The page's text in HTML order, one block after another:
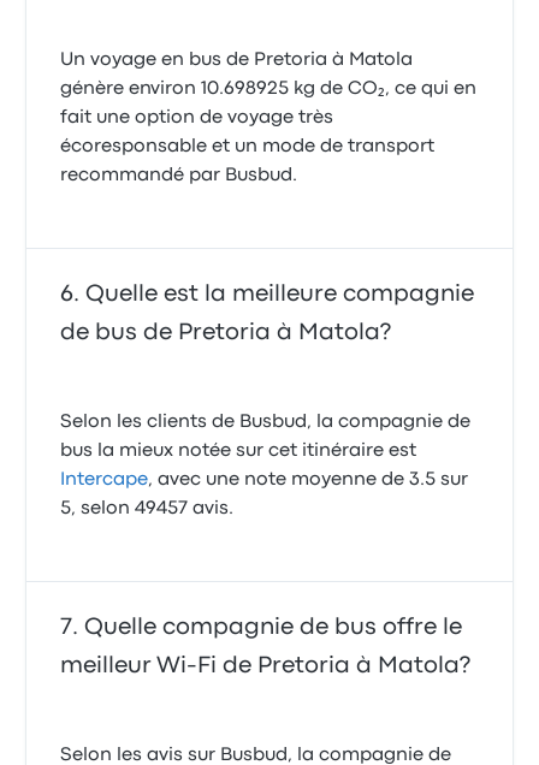
Un voyage en bus de Pretoria à Matola
génère environ 10.698925 kg de CO₂, ce qui en
fait une option de voyage très
écoresponsable et un mode de transport
recommandé par Busbud.
Quelle est la meilleure compagnie
de bus de Pretoria à Matola?
Selon les clients de Busbud, la compagnie de
bus la mieux notée sur cet itinéraire est
Intercape, avec une note moyenne de 3.5 sur
5, selon 49457 avis.
Quelle compagnie de bus offre le
meilleur Wi-Fi de Pretoria à Matola?
Selon les avis sur Busbud, la compagnie de